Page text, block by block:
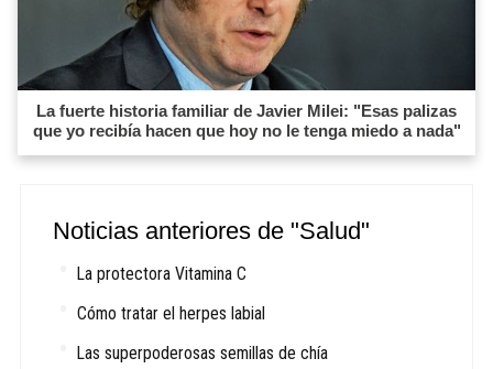
La fuerte historia familiar de Javier Milei: "Esas palizas
que yo recibía hacen que hoy no le tenga miedo a nada"
Noticias anteriores de "Salud"
La protectora Vitamina C
Cómo tratar el herpes labial
Las superpoderosas semillas de chía